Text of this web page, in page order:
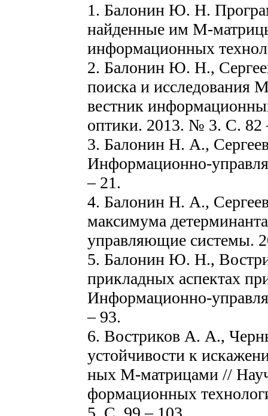
1. Балонин Ю. Н.
найденные им М-
информационных
2. Балонин Ю. Н.,
поиска и исследования
вестник
оптики. 2013. № 3. С. 82
3. Балонин Н. А.,
Информационно-
– 21.
4. Балонин Н. А.,
максимума
управляющие системы.
5. Балонин Ю. Н.,
прикладных аспектах
Информационно-
– 93.
6. Востриков А. А.,
устойчивости к
ных М-матрицами //
формационных